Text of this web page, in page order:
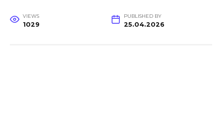
VIEWS
1029
PUBLISHED BY
25.04.2026